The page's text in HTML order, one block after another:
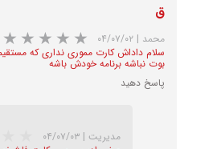
★★★★★
ق
محمد | ۰۴/۰۷/۰۲
سلام داداش کارت مموری نداری که
بوت نباشه برنامه خودش باشه
پاسخ دهید
مدیریت | ۰۴/۰۷/۰۳